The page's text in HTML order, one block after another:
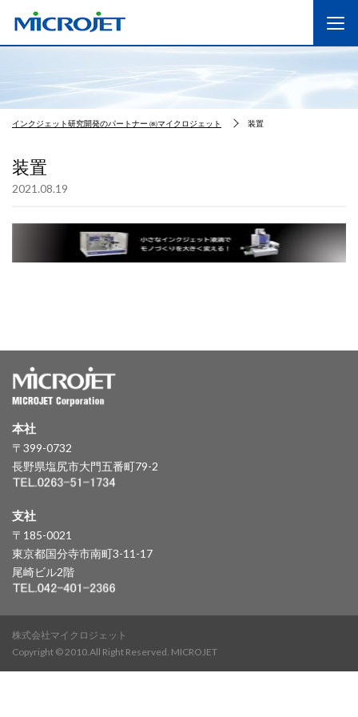
インクジェット研究開発のパートナー ㈱マイクロジェット 装置
装置
2021.08.19
本社
〒399-0732
長野県塩尻市大門五番町79-2
支社
〒185-0021
東京都国分寺市南町3-11-17
尾崎ビル2階
株式会社マイクロジェット
Copyright © 2010.All Right Reserved. MICROJET